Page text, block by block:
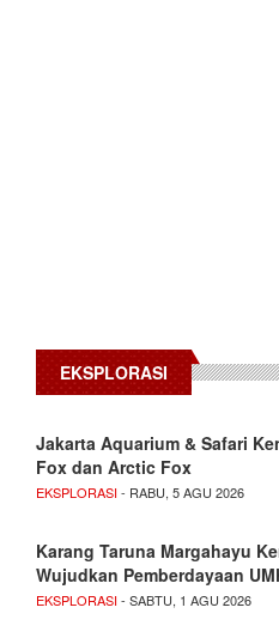
EKSPLORASI
Jakarta Aquarium & Safari
Fox dan Arctic Fox
EKSPLORASI- RABU, 5 AGU 2026
Karang Taruna Margahayu
Wujudkan Pemberdayaan
EKSPLORASI- SABTU, 1 AGU 2026